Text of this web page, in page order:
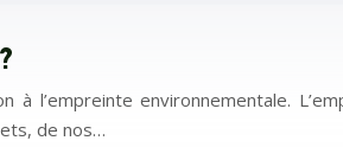
l’empreinte environnementale.
de nos…